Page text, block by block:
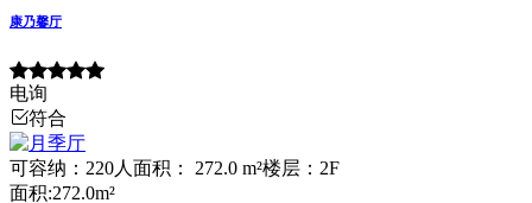
康乃馨厅
电询
符合
可容纳：220人 面积： 272.0 m²楼层：2F
面积:272.0m²